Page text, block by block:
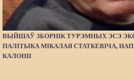
ВЫЙШАЎ ЗБОРНІК ТУРЭМНЫХ ЭСЭ
ПАЛІТЫКА МІКАЛАЯ СТАТКЕВІЧА,
КАЛОНІІ